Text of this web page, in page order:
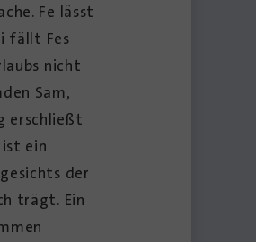
Fe lässt
fällt Fes
nicht
Sam,
erschließt
ein
der
trägt. Ein